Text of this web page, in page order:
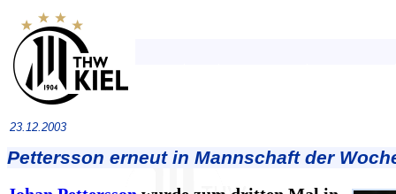
23.12.2003
Pettersson erneut in Mannschaft der